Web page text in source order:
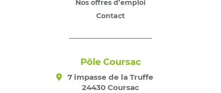
Nos offres d’emploi
Contact
Pôle Coursac
7 impasse de la Truffe
24430 Coursac